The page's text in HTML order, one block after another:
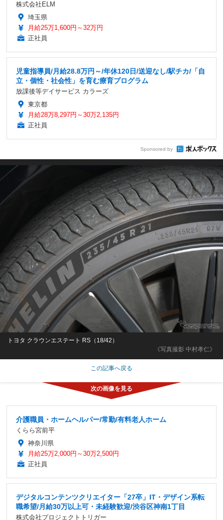
株式会社ELM
埼玉県
月給25万1,600円～32万円
正社員
児童指導員/月給28.8万円～/年休120日/送迎なし/駅チカ/「自
立・個性・社会性」を育む療育プログラム
放課後等デイサービス カラーズ
東京都
月給28万8,297円～30万2,135円
正社員
Sponsored by
《写真撮影 中村孝仁》
トヨタ クラウンエステート RS（18/42）
この記事へ戻る
介護職員・ホームヘルパー/常勤/有料老人ホーム
くらら宮前平
神奈川県
月給25万2,000円～30万2,500円
正社員
デジタルコンテンツクリエイター「27卒」IT・デザイン系転
職希望/月給30万以上可・未経験歓迎/渋谷区神南1丁目
株式会社プロジェクトトリガー